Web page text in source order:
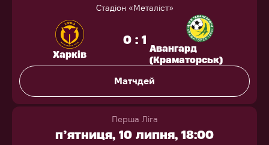
Стадіон «Металіст»
Харків
0 : 1
Авангард
(Краматорськ)
Матчдей
Перша Ліга
п’ятниця, 10 липня, 18:00